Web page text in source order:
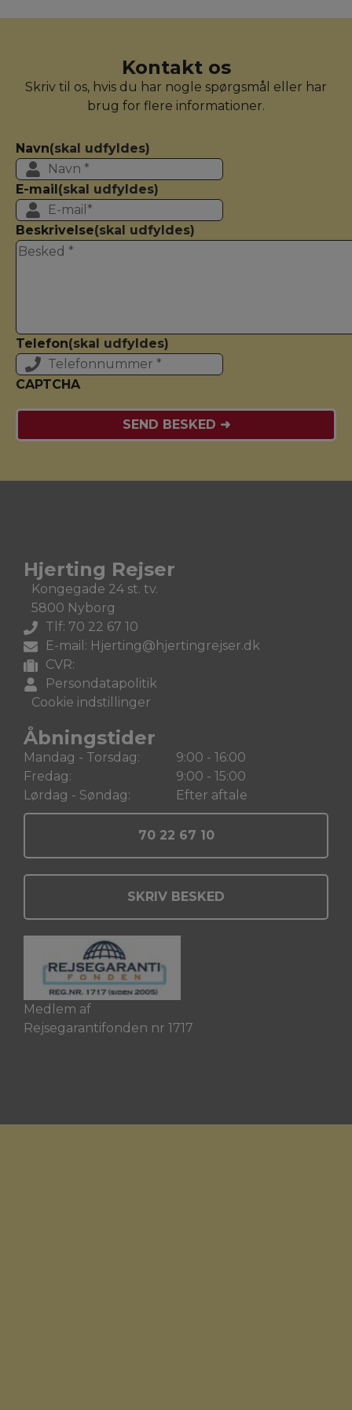
Kontakt os
Skriv til os, hvis du har nogle spørgsmål eller har
brug for flere informationer.
Navn(skal udfyldes)
E-mail(skal udfyldes)
Beskrivelse(skal udfyldes)
Telefon(skal udfyldes)
CAPTCHA
Hjerting Rejser
Kongegade 24 st. tv.
5800 Nyborg
Tlf: 70 22 67 10
E-mail: Hjerting@hjertingrejser.dk
CVR:
Persondatapolitik
Cookie indstillinger
Åbningstider
Mandag - Torsdag:
Fredag:
Lørdag - Søndag:
9:00 - 16:00
9:00 - 15:00
Efter aftale
70 22 67 10
SKRIV BESKED
Medlem af
Rejsegarantifonden nr 1717